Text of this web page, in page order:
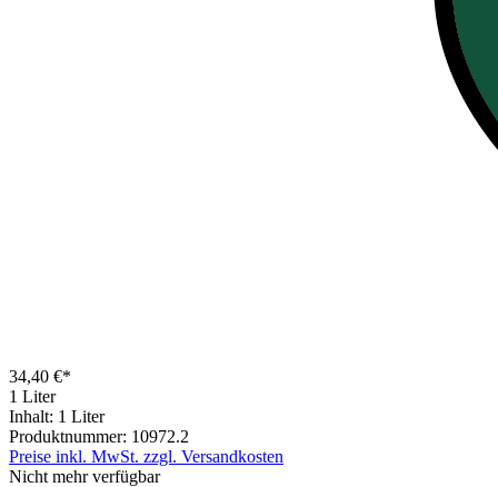
34,40 €*
1 Liter
Inhalt: 1 Liter
Produktnummer: 10972.2
Preise inkl. MwSt. zzgl. Versandkosten
Nicht mehr verfügbar